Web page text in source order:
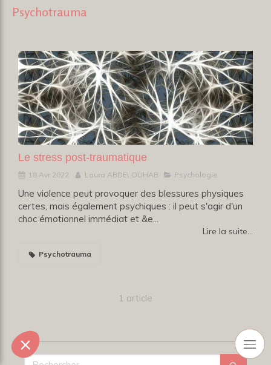
Psychotrauma
Le stress post-traumatique
18 Avr 2022 Laura ABDELOUHAB Psychologie
Une violence peut provoquer des blessures physiques
certes, mais également psychiques : il peut s'agir d'un
choc émotionnel immédiat et &e...
Lire la suite...
Psychotrauma
1 article
Rechercher